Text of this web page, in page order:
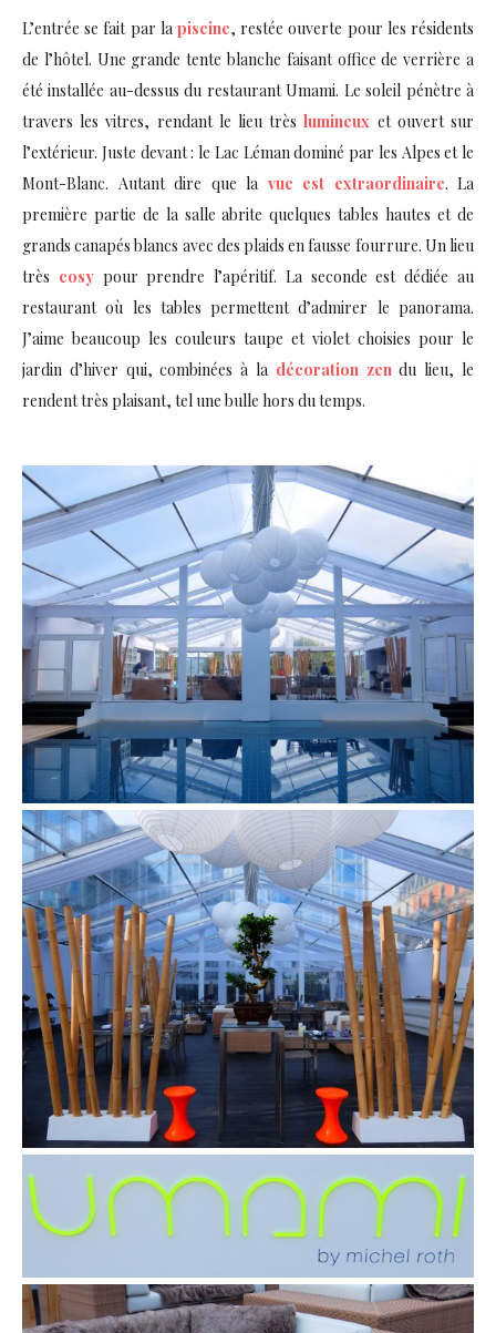
L’entrée se fait par la piscine, restée ouverte pour les résidents
de l’hôtel. Une grande tente blanche faisant office de verrière a
été installée au-dessus du restaurant Umami. Le soleil pénètre à
travers les vitres, rendant le lieu trèslumineux et ouvert sur
l’extérieur. Juste devant : le Lac Léman dominé par les Alpes et le
Mont-Blanc. Autant dire que la vue est extraordinaire. La
première partie de la salle abrite quelques tables hautes et de
grands canapés blancs avec des plaids en fausse fourrure. Un lieu
très cosypour prendre l’apéritif. La seconde est dédiée au
restaurant où les tables permettent d’admirer le panorama.
J’aime beaucoup les couleurs taupe et violet choisies pour le
jardin d’hiver qui, combinées à la décoration zendu lieu, le
rendent très plaisant, tel une bulle hors du temps.